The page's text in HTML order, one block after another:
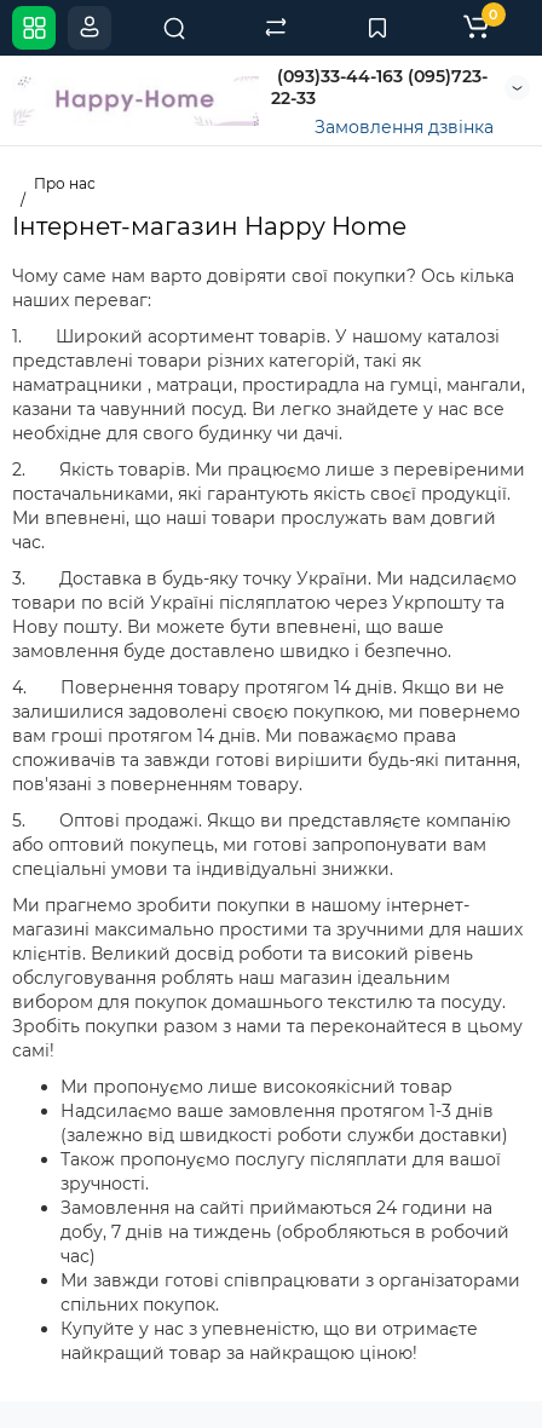
(093)33-44-163 (095)723-
22-33
Замовлення дзвінка
0
Про нас
Інтернет-магазин Happy Home
Чому саме нам варто довіряти свої покупки? Ось кілька
наших переваг:
1. Широкий асортимент товарів. У нашому каталозі
представлені товари різних категорій, такі як
наматрацники , матраци, простирадла на гумці, мангали,
казани та чавунний посуд. Ви легко знайдете у нас все
необхідне для свого будинку чи дачі.
2. Якість товарів. Ми працюємо лише з перевіреними
постачальниками, які гарантують якість своєї продукції.
Ми впевнені, що наші товари прослужать вам довгий
час.
3. Доставка в будь-яку точку України. Ми надсилаємо
товари по всій Україні післяплатою через Укрпошту та
Нову пошту. Ви можете бути впевнені, що ваше
замовлення буде доставлено швидко і безпечно.
4. Повернення товару протягом 14 днів. Якщо ви не
залишилися задоволені своєю покупкою, ми повернемо
вам гроші протягом 14 днів. Ми поважаємо права
споживачів та завжди готові вирішити будь-які питання,
пов'язані з поверненням товару.
5. Оптові продажі. Якщо ви представляєте компанію
або оптовий покупець, ми готові запропонувати вам
спеціальні умови та індивідуальні знижки.
Ми прагнемо зробити покупки в нашому інтернет-
магазині максимально простими та зручними для наших
клієнтів. Великий досвід роботи та високий рівень
обслуговування роблять наш магазин ідеальним
вибором для покупок домашнього текстилю та посуду.
Зробіть покупки разом з нами та переконайтеся в цьому
самі!
Ми пропонуємо лише високоякісний товар
Надсилаємо ваше замовлення протягом 1-3 днів
(залежно від швидкості роботи служби доставки)
Також пропонуємо послугу післяплати для вашої
зручності.
Замовлення на сайті приймаються 24 години на
добу, 7 днів на тиждень (обробляються в робочий
час)
Ми завжди готові співпрацювати з організаторами
спільних покупок.
Купуйте у нас з упевненістю, що ви отримаєте
найкращий товар за найкращою ціною!